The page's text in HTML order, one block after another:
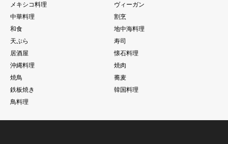
メキシコ料理
ヴィーガン
中華料理
割烹
和食
地中海料理
天ぷら
寿司
居酒屋
懐石料理
沖縄料理
焼肉
焼鳥
蕎麦
鉄板焼き
韓国料理
鳥料理